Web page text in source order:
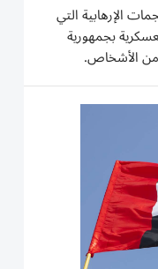
الإرهابية التي
بجمهورية
الأشخاص.
أنّ دولة الإمارات
الإجرامية، ورفضها